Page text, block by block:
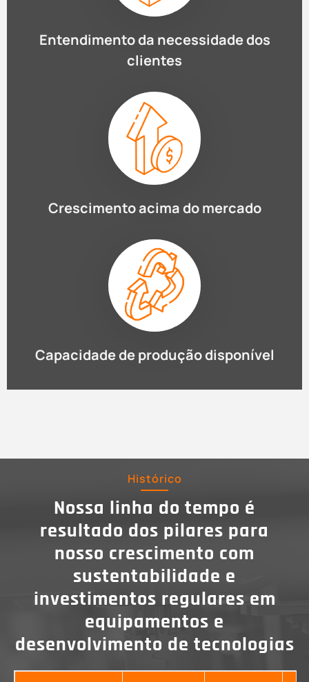
Entendimento da necessidade dos
clientes
Crescimento acima do mercado
Capacidade de produção disponível
Histórico
Nossa linha do tempo é
resultado dos pilares para
nosso crescimento com
sustentabilidade e
investimentos regulares em
equipamentos e
desenvolvimento de tecnologias